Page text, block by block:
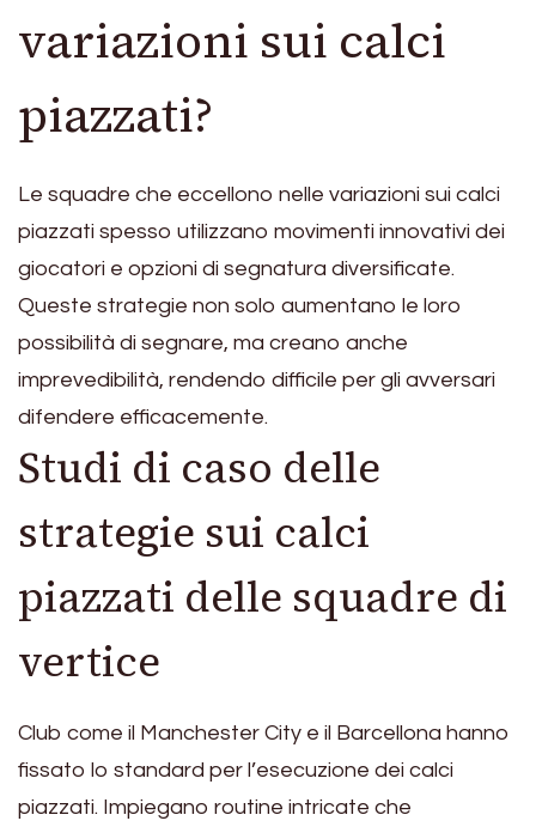
variazioni sui calci
piazzati?
Le squadre che eccellono nelle variazioni sui calci
piazzati spesso utilizzano movimenti innovativi dei
giocatori e opzioni di segnatura diversificate.
Queste strategie non solo aumentano le loro
possibilità di segnare, ma creano anche
imprevedibilità, rendendo difficile per gli avversari
difendere efficacemente.
Studi di caso delle
strategie sui calci
piazzati delle squadre di
vertice
Club come il Manchester City e il Barcellona hanno
fissato lo standard per l’esecuzione dei calci
piazzati. Impiegano routine intricate che